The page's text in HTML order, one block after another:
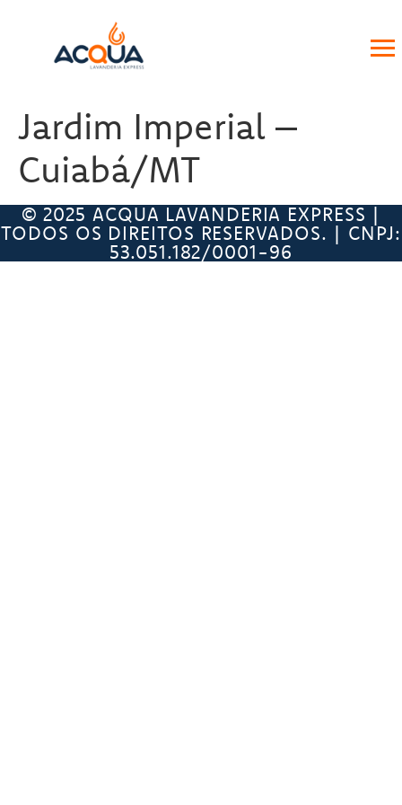
Jardim Imperial –
Cuiabá/MT
© 2025 ACQUA LAVANDERIA EXPRESS |
TODOS OS DIREITOS RESERVADOS. | CNPJ:
53.051.182/0001-96